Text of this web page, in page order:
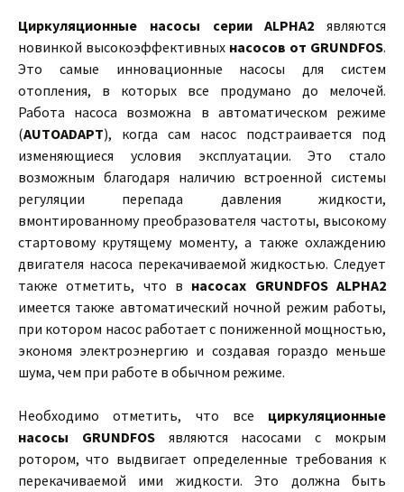
Циркуляционные насосы серии ALPHA2 являются
новинкой высокоэффективных насосов от GRUNDFOS.
Это самые инновационные насосы для систем
отопления, в которых все продумано до мелочей.
Работа насоса возможна в автоматическом режиме
(AUTOADAPT), когда сам насос подстраивается под
изменяющиеся условия эксплуатации. Это стало
возможным благодаря наличию встроенной системы
регуляции перепада давления жидкости,
вмонтированному преобразователя частоты, высокому
стартовому крутящему моменту, а также охлаждению
двигателя насоса перекачиваемой жидкостью. Следует
также отметить, что в насосах GRUNDFOS ALPHA2
имеется также автоматический ночной режим работы,
при котором насос работает с пониженной мощностью,
экономя электроэнергию и создавая гораздо меньше
шума, чем при работе в обычном режиме.
Необходимо отметить, что все циркуляционные
насосы GRUNDFOSявляются насосами с мокрым
ротором, что выдвигает определенные требования к
перекачиваемой ими жидкости. Это должна быть